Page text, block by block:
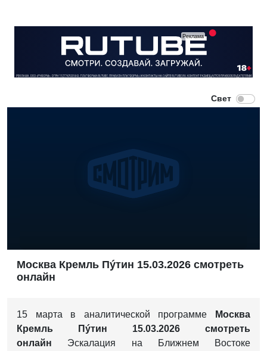
Москва Кремль Пýтин 15.03.2026 смотреть
онлайн
15 марта в аналитической программе
Москва
Кремль Пýтин 15.03.2026 смотреть
онлайн Эскалация на Ближнем Востоке